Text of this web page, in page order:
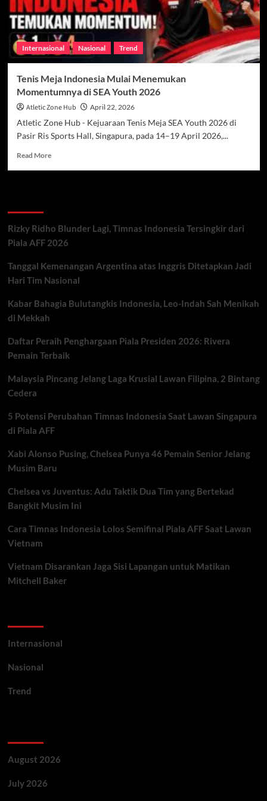
Internasional Nasional Trend
Tenis Meja Indonesia Mulai Menemukan
Momentumnya di SEA Youth 2026
Atletic Zone Hub April 22, 2026
Atletic Zone Hub - Kejuaraan Tenis Meja SEA Youth 2026 di
Pasir Ris Sports Hall, Singapura, pada 14–19 April 2026,...
Read MoreRead
Menemukan
Momentumnya
SEA
Youth
Rizky Ridho Blunder Lagi, Timnas Indonesia Tersingkir dari
Piala AFF 2026
Tanggal Kemenangan Argentina atas Inggris Ditetapkan Jadi
Hari Tim Nasional
Kabar Bahagia Bulutangkis Indonesia, Leo-Indah Sah Menikah
di Mekkah
Daftar Peraih Penghargaan Piala Presiden 2026: Rivera
Pemain Terbaik
Malaysia Pincang Jelang Laga Krusial Lawan Filipina, 2 Bintang
Cedera
5 Potensi Perubahan Timnas Indonesia Saat Lawan Singapura
di Piala AFF
Xabi Alonso Pusing, Chelsea Punya 46 Pemain Senior Jelang
Musim Baru
Chelsea vs Juventus: Adu Taktik Dua Tim yang Bertekad
Bangkit Musim Ini
Cara Timnas Indonesia Lolos Semifinal Piala AFF Saat Lawan
Vietnam
Vietnam Disarankan Jaga Sisi Lapangan untuk Matikan
Mitchell Baker
Internasional
Nasional
Trend
August 2026
July 2026